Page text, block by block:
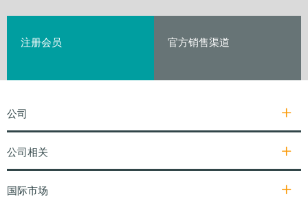
注册会员 官方销售渠道
公司
公司相关
国际市场